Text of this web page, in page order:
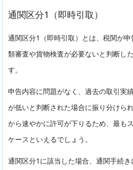
通関区分1（即時引取）
通関区分1（即時引取）とは、税関が
類審査や貨物検査が必要ないと判断し
す。
申告内容に問題がなく、過去の取引実
が低いと判断された場合に振り分けら
から速やかに許可が下りるため、最も
ケースといえるでしょう。
通関区分1に該当した場合、通関手続